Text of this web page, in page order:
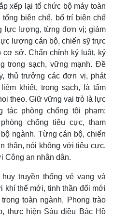
Quân sự - Quốc phòng
Vũ khí
Việt Nam
Phân tích
xếp lại tổ chức bộ máy toàn
biên chế, bố trí biên chế
lực lượng, từng đơn vị; giảm
lượng cán bộ, chiến sỹ trực
cơ sở. Chấn chỉnh kỷ luật, kỷ
trong sạch, vững mạnh. Đề
thủ trưởng các đơn vị, phát
khiết, trong sạch, là tấm
theo. Giữ vững vai trò là lực
tác phòng chống tội phạm;
chống tiêu cực, tham
ngành. Từng cán bộ, chiến
thân, nói không với tiêu cực,
Công an nhân dân.
truyền thống vẻ vang và
khí thế mới, tinh thần đổi mới
toàn ngành, Phong trào
thực hiện Sáu điều Bác Hồ